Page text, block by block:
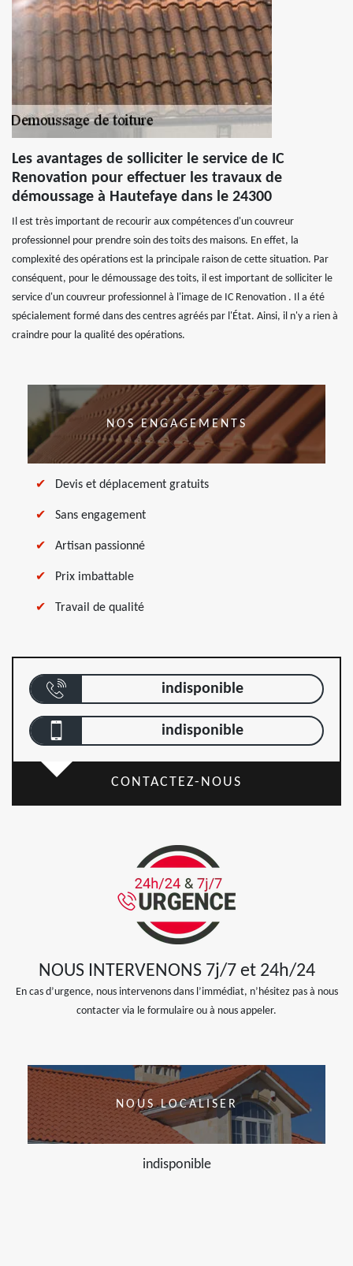
Les avantages de solliciter le service de IC
Renovation pour effectuer les travaux de
démoussage à Hautefaye dans le 24300
Il est très important de recourir aux compétences d'un couvreur
professionnel pour prendre soin des toits des maisons. En effet, la
complexité des opérations est la principale raison de cette situation. Par
conséquent, pour le démoussage des toits, il est important de solliciter le
service d'un couvreur professionnel à l'image de IC Renovation . Il a été
spécialement formé dans des centres agréés par l'État. Ainsi, il n'y a rien à
craindre pour la qualité des opérations.
NOS ENGAGEMENTS
Devis et déplacement gratuits
Sans engagement
Artisan passionné
Prix imbattable
Travail de qualité
indisponible
indisponible
CONTACTEZ-NOUS
NOUS INTERVENONS 7j/7 et 24h/24
En cas d’urgence, nous intervenons dans l’immédiat, n’hésitez pas à nous
contacter via le formulaire ou à nous appeler.
NOUS LOCALISER
indisponible